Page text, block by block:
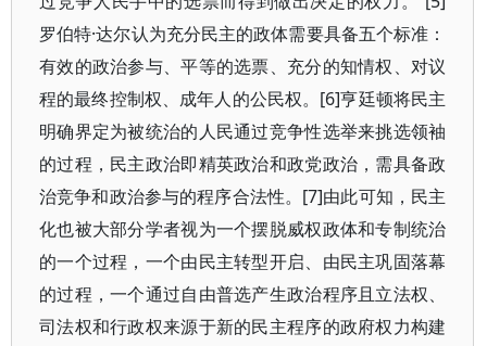
罗伯特·达尔认为充分民主的政体需要具备五个标准：
有效的政治参与、平等的选票、充分的知情权、对议
程的最终控制权、成年人的公民权。[6]亨廷顿将民主
明确界定为被统治的人民通过竞争性选举来挑选领袖
的过程，民主政治即精英政治和政党政治，需具备政
治竞争和政治参与的程序合法性。[7]由此可知，民主
化也被大部分学者视为一个摆脱威权政体和专制统治
的一个过程，一个由民主转型开启、由民主巩固落幕
的过程，一个通过自由普选产生政治程序且立法权、
司法权和行政权来源于新的民主程序的政府权力构建